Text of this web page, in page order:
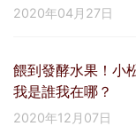
2020年04月27日
餵到發酵水果！小
我是誰我在哪？
2020年12月07日